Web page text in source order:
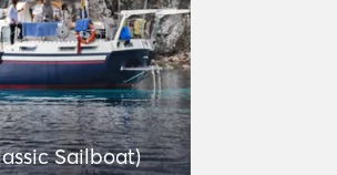
Sailboat)